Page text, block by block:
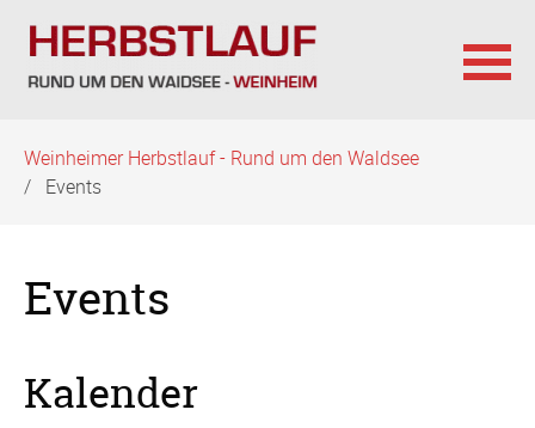
überspringen
Weinheimer Herbstlauf - Rund um den Waldsee
Events
Events
Kalender